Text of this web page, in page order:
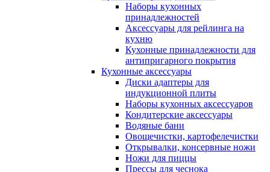
Наборы кухонных
принадлежностей
Аксессуары для рейлинга на
кухню
Кухонные принадлежности для
антипригарного покрытия
Кухонные аксессуары
Диски адаптеры для
индукционной плиты
Наборы кухонных аксессуаров
Кондитерские аксессуары
Водяные бани
Овощечистки, картофелечистки
Открывалки, консервные ножи
Ножи для пиццы
Прессы для чеснока